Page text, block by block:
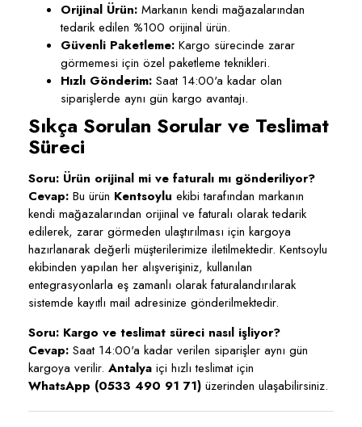
Orijinal Ürün: Markanın kendi mağazalarından
tedarik edilen %100 orijinal ürün.
Güvenli Paketleme: Kargo sürecinde zarar
görmemesi için özel paketleme teknikleri.
Hızlı Gönderim: Saat 14:00'a kadar olan
siparişlerde aynı gün kargo avantajı.
Sıkça Sorulan Sorular ve Teslimat
Süreci
Soru: Ürün orijinal mi ve faturalı mı gönderiliyor?
Cevap: Bu ürün Kentsoylu ekibi tarafından markanın
kendi mağazalarından orijinal ve faturalı olarak tedarik
edilerek, zarar görmeden ulaştırılması için kargoya
hazırlanarak değerli müşterilerimize iletilmektedir. Kentsoylu
ekibinden yapılan her alışverişiniz, kullanılan
entegrasyonlarla eş zamanlı olarak faturalandırılarak
sistemde kayıtlı mail adresinize gönderilmektedir.
Soru: Kargo ve teslimat süreci nasıl işliyor?
Cevap: Saat 14:00'a kadar verilen siparişler aynı gün
kargoya verilir. Antalya içi hızlı teslimat için
WhatsApp (0533 490 91 71) üzerinden ulaşabilirsiniz.